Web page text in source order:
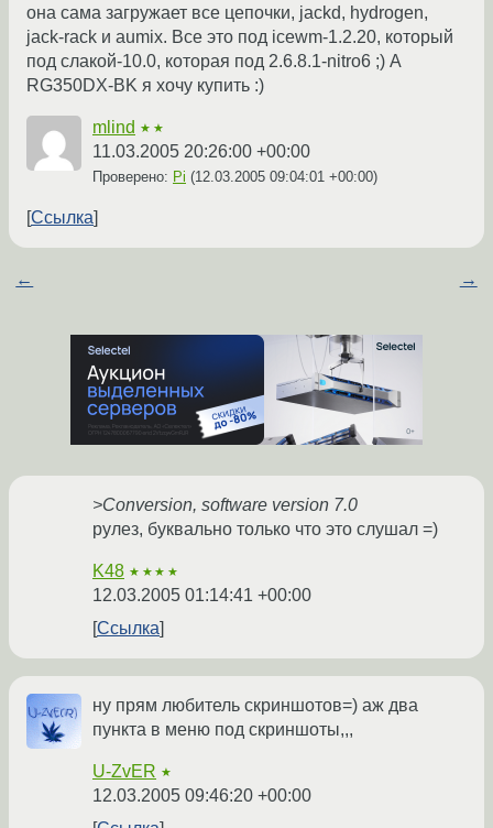
она сама загружает все цепочки, jackd, hydrogen,
jack-rack и aumix. Все это под icewm-1.2.20, который
под слакой-10.0, которая под 2.6.8.1-nitro6 ;) А
RG350DX-BK я хочу купить :)
mlind ★★
11.03.2005 20:26:00 +00:00
Проверено: Pi (12.03.2005 09:04:01 +00:00)
Ссылка
← →
>Conversion, software version 7.0
рулез, буквально только что это слушал =)
K48 ★★★★
12.03.2005 01:14:41 +00:00
Ссылка
ну прям любитель скриншотов=) аж два
пункта в меню под скриншоты,,,
U-ZvER ★
12.03.2005 09:46:20 +00:00